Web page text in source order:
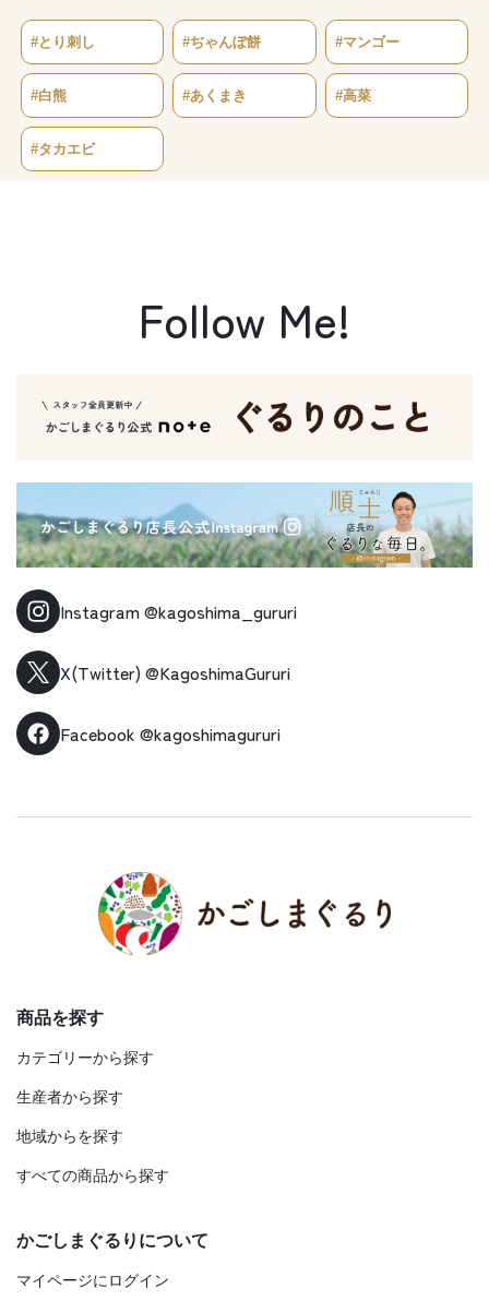
#とり刺し #ぢゃんぼ餅 #マンゴー
#白熊 #あくまき #高菜
#タカエビ
Follow Me!
Instagram@kagoshima_gururi
X(Twitter) @KagoshimaGururi
Facebook @kagoshimagururi
商品を探す
カテゴリーから探す
生産者から探す
地域からを探す
すべての商品から探す
かごしまぐるりについて
マイページにログイン